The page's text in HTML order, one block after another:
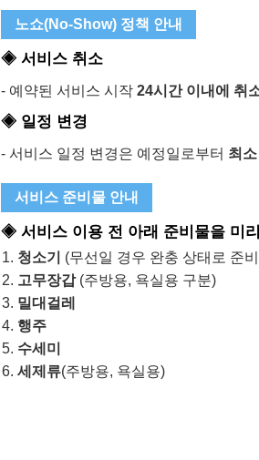
노쇼(No-Show) 정책 안내
◈ 서비스 취소
- 예약된 서비스 시작 24시간 이내에 취
◈ 일정 변경
- 서비스 일정 변경은 예정일로부터 최
서비스 준비물 안내
◈ 서비스 이용 전 아래 준비물을 미
청소기
(무선일 경우 완충 상태로 준
고무장갑(주방용, 욕실용 구분)
밀대걸레
행주
수세미
세제류(주방용, 욕실용)